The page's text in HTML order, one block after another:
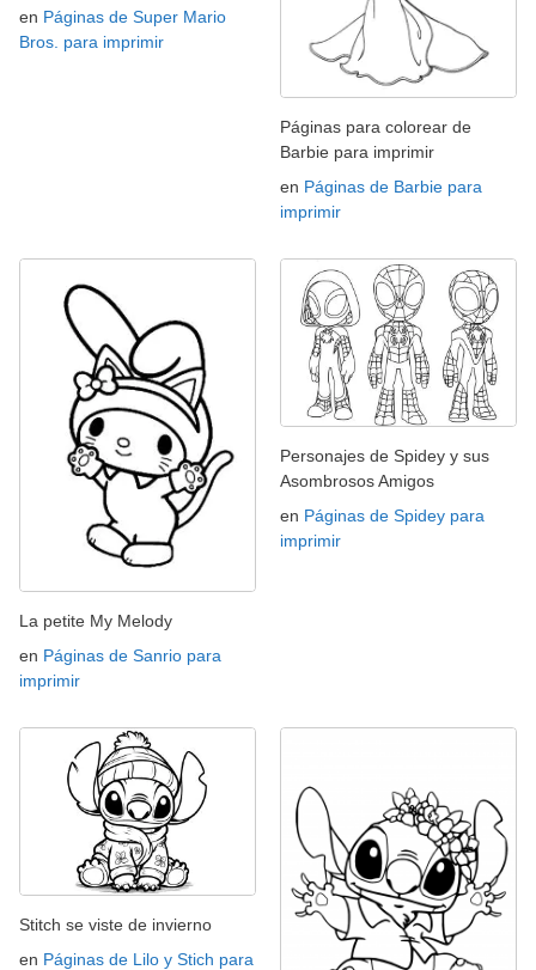
en Páginas de Super Mario
Bros. para imprimir
Páginas para colorear de
Barbie para imprimir
en Páginas de Barbie para
imprimir
La petite My Melody
en Páginas de Sanrio para
imprimir
Personajes de Spidey y sus
Asombrosos Amigos
en Páginas de Spidey para
imprimir
Stitch se viste de invierno
en Páginas de Lilo y Stich para